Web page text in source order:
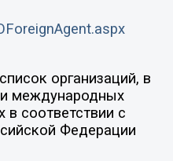
организаций, в
международных
в соответствии с
Федерации